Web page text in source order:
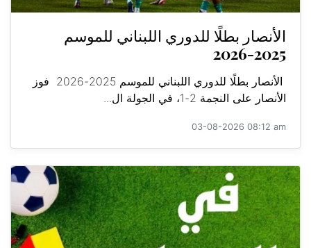
الأنصار بطلًا للدوري اللبناني للموسم
2025-2026
الأنصار بطلًا للدوري اللبناني للموسم 2025-2026 فوز
الأنصار على النجمة 2-1، في الجولة ال...
03-08-2026 08:12 am